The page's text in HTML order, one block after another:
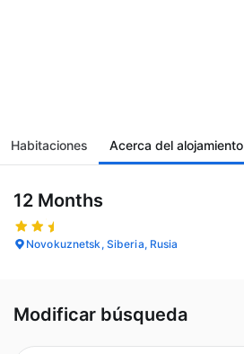
Habitaciones Acerca del alojamiento
12 Months
Novokuznetsk, Siberia, Rusia
Modificar búsqueda